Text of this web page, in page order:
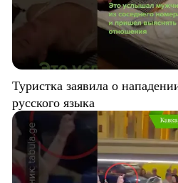
Туристка заявила о
русского языка